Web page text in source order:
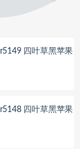
四叶草黑苹果
四叶草黑苹果